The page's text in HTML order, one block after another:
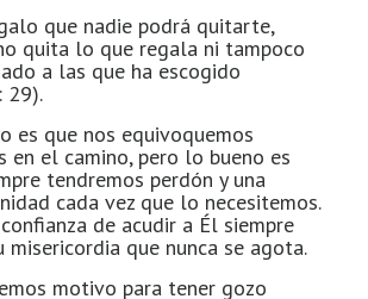
que nadie podrá quitarte,
quita lo que regala ni tampoco
a las que ha escogido
29).
es que nos equivoquemos
en el camino, pero lo bueno es
tendremos perdón y una
cada vez que lo necesitemos.
de acudir a Él siempre
misericordia que nunca se agota.
motivo para tener gozo